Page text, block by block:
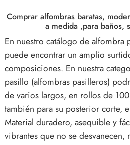
Comprar alfombras baratas,
a medida ,para baños,
En nuestro catálogo de alfombra
puede encontrar un amplio
composiciones. En nuestra
pasillo (alfombras pasilleros)
de varios largos, en rollos de
también para su posterior corte,
Material duradero, asequible y
vibrantes que no se desvanecen,